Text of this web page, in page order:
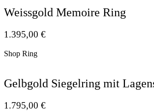
Weissgold Memoire Ring
1.395,00 €
Shop Ring
Gelbgold Siegelring mit
1.795,00 €